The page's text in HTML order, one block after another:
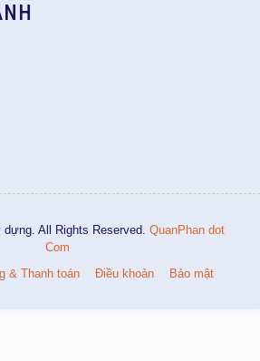
All Rights Reserved. QuanPhan dot
Com
& Thanh toán Điều khoản Bảo mật